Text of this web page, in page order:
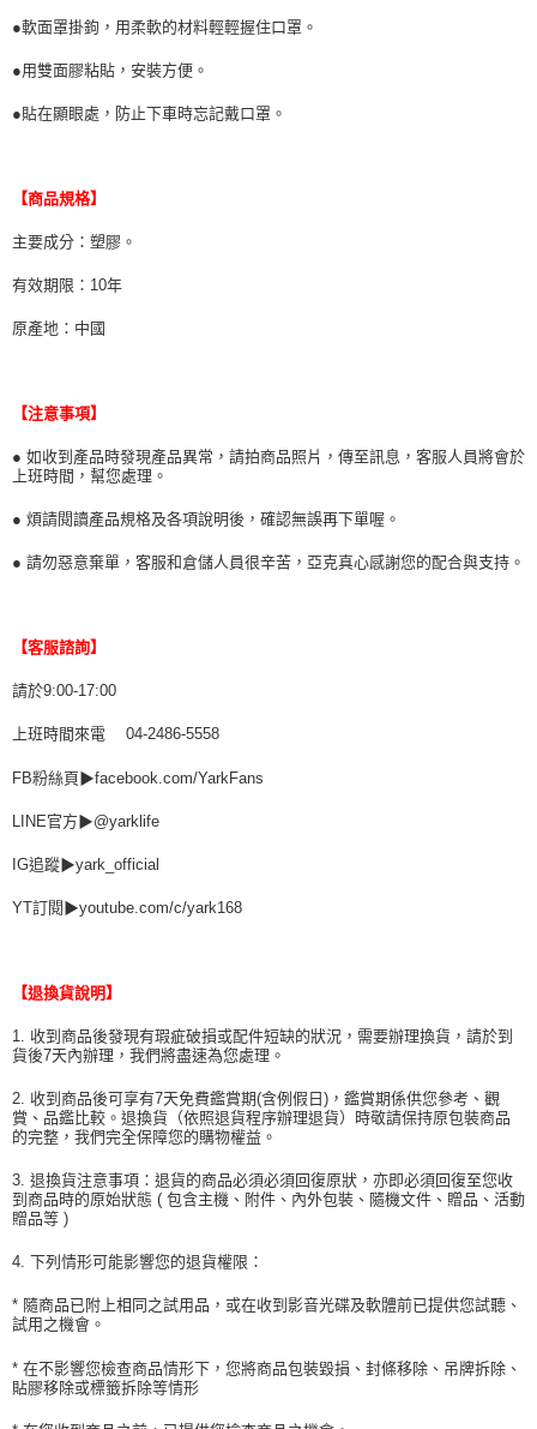
權轉讓予恩沛科技股份有限公司。
https://aftee.tw/terms/#terms3
「AFTEE先享後付」，若未經同意申辦者引起之損失，本公司不負相關責
請求用戶進行身份認證。
恩沛科技股份有限公司將有權停止該用戶之使用額度並採取法律行動。
付款後7-11取貨 (運費70$)
每筆NT$70，滿NT$490(含以上)免運費
宅配寄送，滿490免運費(運費$70)
●軟面罩掛鉤，用柔軟的材料輕輕握住口罩。
●用雙面膠粘貼，安裝方便。
●貼在顯眼處，防止下車時忘記戴口罩。
【商品規格】
主要成分：塑膠。
有效期限：10年
原產地：中國
【注意事項】
● 如收到產品時發現產品異常，請拍商品照片，傳至訊息，客服人員將會於
上班時間，幫您處理。
● 煩請閱讀產品規格及各項說明後，確認無誤再下單喔。
● 請勿惡意棄單，客服和倉儲人員很辛苦，亞克真心感謝您的配合與支持。
【客服諮詢】
請於9:00-17:00
上班時間來電 04-2486-5558
FB粉絲頁▶facebook.com/YarkFans
LINE官方▶@yarklife
IG追蹤▶yark_official
YT訂閱▶youtube.com/c/yark168
【退換貨說明】
1. 收到商品後發現有瑕疵破損或配件短缺的狀況，需要辦理換貨，請於到
貨後7天內辦理，我們將盡速為您處理。
2. 收到商品後可享有7天免費鑑賞期(含例假日)，鑑賞期係供您參考、觀
賞、品鑑比較。退換貨（依照退貨程序辦理退貨）時敬請保持原包裝商品
的完整，我們完全保障您的購物權益。
3. 退換貨注意事項：退貨的商品必須必須回復原狀，亦即必須回復至您收
到商品時的原始狀態 ( 包含主機、附件、內外包裝、隨機文件、贈品、活動
贈品等 )
4. 下列情形可能影響您的退貨權限：
* 隨商品已附上相同之試用品，或在收到影音光碟及軟體前已提供您試聽、
試用之機會。
* 在不影響您檢查商品情形下，您將商品包裝毀損、封條移除、吊牌拆除、
貼膠移除或標籤拆除等情形